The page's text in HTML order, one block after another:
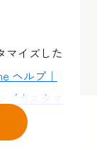
マイズした
ヘルプ｜
／カスタマ